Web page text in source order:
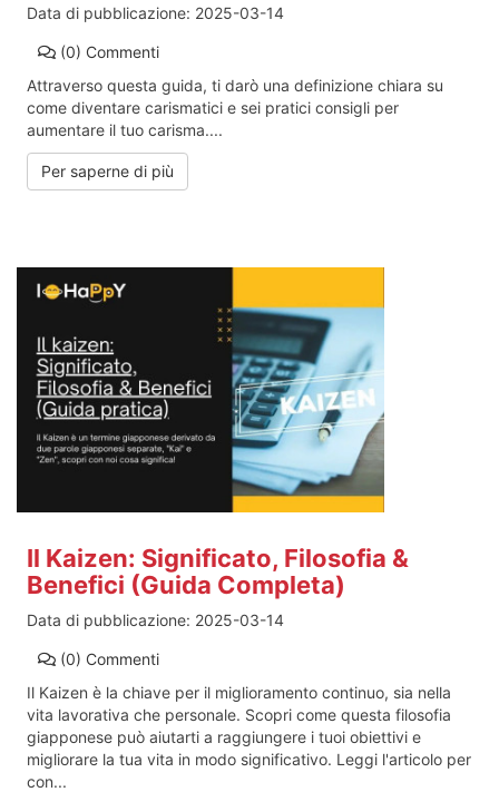
Data di pubblicazione: 2025-03-14
(0) Commenti
Attraverso questa guida, ti darò una definizione chiara su
come diventare carismatici e sei pratici consigli per
aumentare il tuo carisma....
Per saperne di più
Il Kaizen: Significato, Filosofia &
Benefici (Guida Completa)
Data di pubblicazione: 2025-03-14
(0) Commenti
Il Kaizen è la chiave per il miglioramento continuo, sia nella
vita lavorativa che personale. Scopri come questa filosofia
giapponese può aiutarti a raggiungere i tuoi obiettivi e
migliorare la tua vita in modo significativo. Leggi l'articolo per
con...